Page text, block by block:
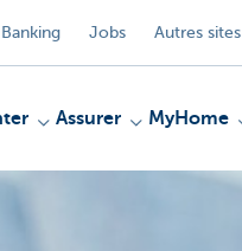
Jobs Autres sites
Assurer MyHome